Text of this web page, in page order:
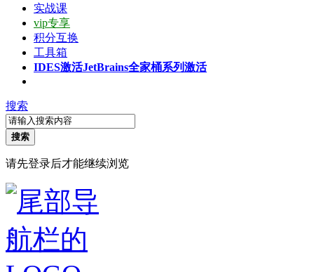
实战课
vip专享
积分互换
工具箱
IDES激活JetBrains全家桶系列激活
搜索
搜索
请先登录后才能继续浏览